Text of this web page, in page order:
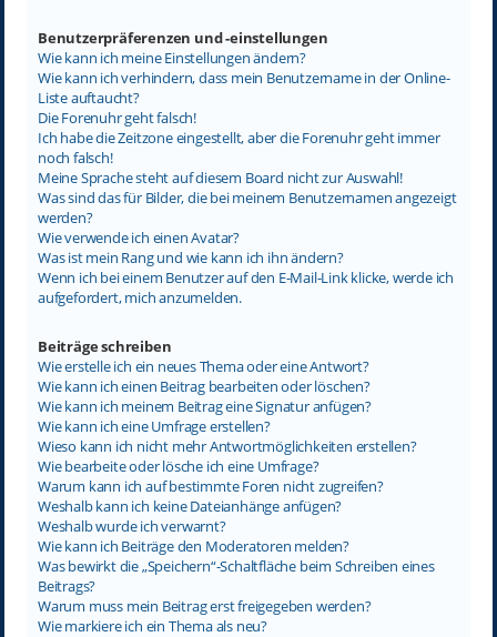
Benutzerpräferenzen und -einstellungen
Wie kann ich meine Einstellungen ändern?
Wie kann ich verhindern, dass mein Benutzername in der Online-
Liste auftaucht?
Die Forenuhr geht falsch!
Ich habe die Zeitzone eingestellt, aber die Forenuhr geht immer
noch falsch!
Meine Sprache steht auf diesem Board nicht zur Auswahl!
Was sind das für Bilder, die bei meinem Benutzernamen angezeigt
werden?
Wie verwende ich einen Avatar?
Was ist mein Rang und wie kann ich ihn ändern?
Wenn ich bei einem Benutzer auf den E-Mail-Link klicke, werde ich
aufgefordert, mich anzumelden.
Beiträge schreiben
Wie erstelle ich ein neues Thema oder eine Antwort?
Wie kann ich einen Beitrag bearbeiten oder löschen?
Wie kann ich meinem Beitrag eine Signatur anfügen?
Wie kann ich eine Umfrage erstellen?
Wieso kann ich nicht mehr Antwortmöglichkeiten erstellen?
Wie bearbeite oder lösche ich eine Umfrage?
Warum kann ich auf bestimmte Foren nicht zugreifen?
Weshalb kann ich keine Dateianhänge anfügen?
Weshalb wurde ich verwarnt?
Wie kann ich Beiträge den Moderatoren melden?
Was bewirkt die „Speichern“-Schaltfläche beim Schreiben eines
Beitrags?
Warum muss mein Beitrag erst freigegeben werden?
Wie markiere ich ein Thema als neu?